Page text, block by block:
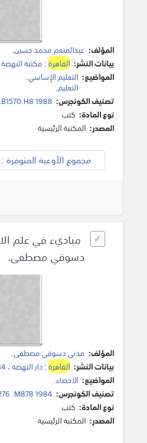
المؤلف: عبدالمنعم محمد حسين.
بيانات النشر: القاهرة: مكتبة
المواضيع: التعليم الإساسي.
التعليم.
تصنيف الكونجرس: 1988
نوع المادة: كتب
المصدر: المكتبة الرئيسية
مجموع الأوعية المتوفرة : 7
مباديء في علم
دسوقي مصطفى.
المؤلف: مدني دسوقي مصطفى.
بيانات النشر: القاهرة:دار النهضة،
المواضيع: الاحصاء.
تصنيف الكونجرس: .M878 1984
نوع المادة: كتب
المصدر: المكتبة الرئيسية